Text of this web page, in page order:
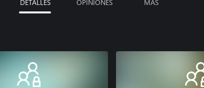
DETALLES OPINIONES MÁS